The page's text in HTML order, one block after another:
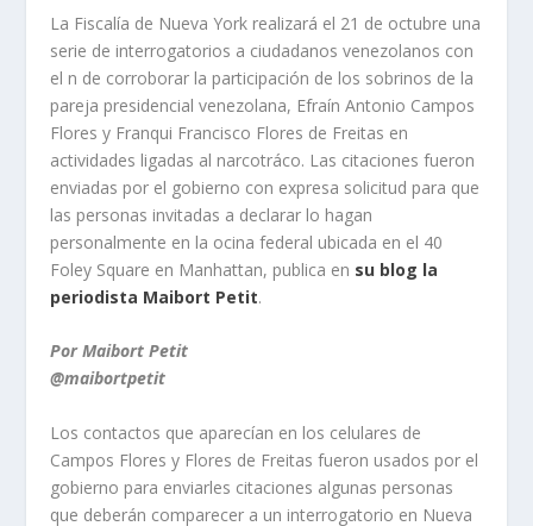
La Fiscalía de Nueva York realizará el 21 de octubre una
serie de interrogatorios a ciudadanos venezolanos con
el fin de corroborar la participación de los sobrinos de la
pareja presidencial venezolana, Efraín Antonio Campos
Flores y Franqui Francisco Flores de Freitas en
actividades ligadas al narcotráfico. Las citaciones fueron
enviadas por el gobierno con expresa solicitud para que
las personas invitadas a declarar lo hagan
personalmente en la oficina federal ubicada en el 40
Foley Square en Manhattan, publica en su blog la
periodista Maibort Petit.
Por Maibort Petit
@maibortpetit
Los contactos que aparecían en los celulares de
Campos Flores y Flores de Freitas fueron usados por el
gobierno para enviarles citaciones algunas personas
que deberán comparecer a un interrogatorio en Nueva